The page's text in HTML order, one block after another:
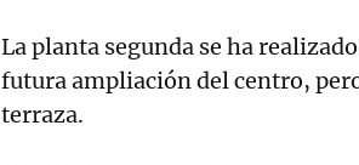
La planta segunda se ha
futura ampliación del centro,
terraza.